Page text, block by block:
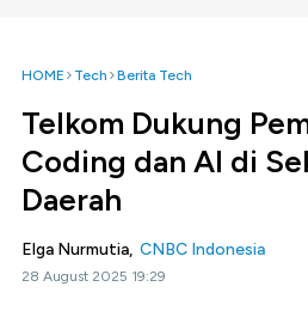
HOME Tech Berita Tech
Telkom Dukung
Coding dan AI di
Daerah
Elga Nurmutia, CNBC Indonesia
28 August 2025 19:29